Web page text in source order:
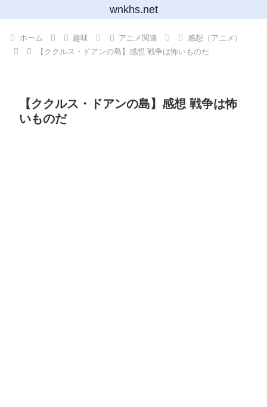
wnkhs.net
ホーム 趣味 アニメ関連
感想（アニメ）
【ククルス・ドアンの島】感想 戦争は怖いものだ
【ククルス・ドアンの島】感想 戦争は怖
いものだ